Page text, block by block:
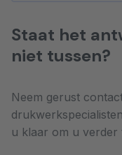
Staat het
niet tussen?
Neem gerust
u klaar om u verder